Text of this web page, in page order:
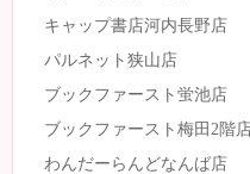
キャップ書店河内長野店
パルネット狭山店
ブックファースト蛍池店
ブックファースト梅田2階
わんだーらんどなんば店